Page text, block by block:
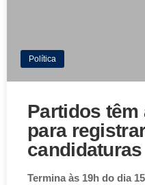
Política
Partidos têm
para
Termina às 19h do dia